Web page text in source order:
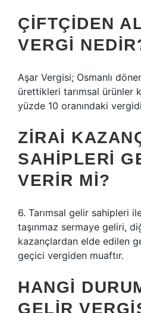
ÇIFTÇIDEN
VERGI
Aşar Vergisi; Osmanlı
ürettikleri tarımsal ürünler
yüzde 10 oranındaki
ZIRAI
SAHIPLERI
VERIR MI?
6. Tarımsal gelir sahipleri
taşınmaz sermaye geliri,
kazançlardan elde edilen
geçici vergiden muaftır.
HANGI
GELIR